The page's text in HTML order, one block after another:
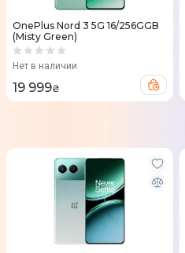
OnePlus Nord 3 5G 16/256GGB
(Misty Green)
Нет в наличии
19 999₴